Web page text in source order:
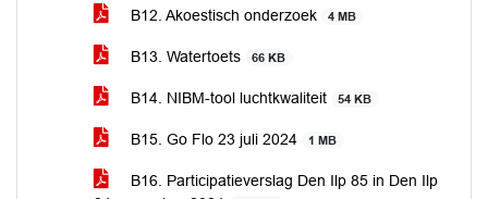
B12. Akoestisch onderzoek 4 MB
B13. Watertoets 66 KB
B14. NIBM-tool luchtkwaliteit 54 KB
B15. Go Flo 23 juli 2024 1 MB
B16. Participatieverslag Den Ilp 85 in Den Ilp